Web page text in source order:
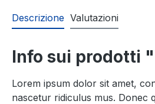
Descrizione Valutazioni
Info sui prodotti
Lorem ipsum dolor sit amet,
nascetur ridiculus mus. Donec